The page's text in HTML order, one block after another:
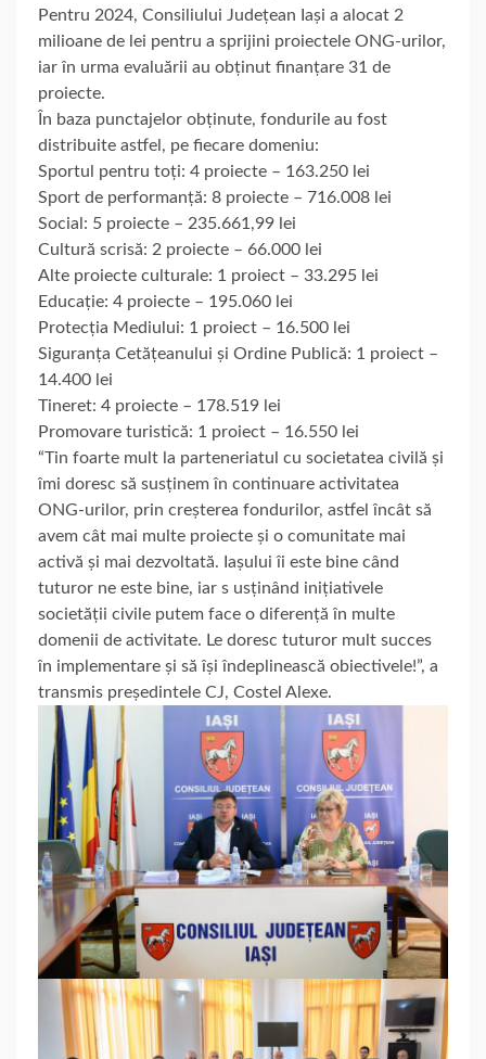
Pentru 2024, Consiliului Județean Iași a alocat 2
milioane de lei pentru a sprijini proiectele ONG-urilor,
iar în urma evaluării au obținut finanțare 31 de
proiecte.
În baza punctajelor obținute, fondurile au fost
distribuite astfel, pe fiecare domeniu:
Sportul pentru toți: 4 proiecte – 163.250 lei
Sport de performanță: 8 proiecte – 716.008 lei
Social: 5 proiecte – 235.661,99 lei
Cultură scrisă: 2 proiecte – 66.000 lei
Alte proiecte culturale: 1 proiect – 33.295 lei
Educație: 4 proiecte – 195.060 lei
Protecția Mediului: 1 proiect – 16.500 lei
Siguranța Cetățeanului și Ordine Publică: 1 proiect –
14.400 lei
Tineret: 4 proiecte – 178.519 lei
Promovare turistică: 1 proiect – 16.550 lei
“Tin foarte mult la parteneriatul cu societatea civilă și
îmi doresc să susținem în continuare activitatea
ONG-urilor, prin creșterea fondurilor, astfel încât să
avem cât mai multe proiecte și o comunitate mai
activă și mai dezvoltată. Iașului îi este bine când
tuturor ne este bine, iar s usținând inițiativele
societății civile putem face o diferență în multe
domenii de activitate. Le doresc tuturor mult succes
în implementare și să își îndeplinească obiectivele!”, a
transmis președintele CJ, Costel Alexe.